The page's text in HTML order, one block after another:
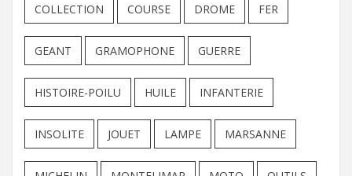
COLLECTION COURSE DROME FER
GEANT GRAMOPHONE GUERRE
HISTOIRE-POILU HUILE INFANTERIE
INSOLITE JOUET LAMPE MARSANNE